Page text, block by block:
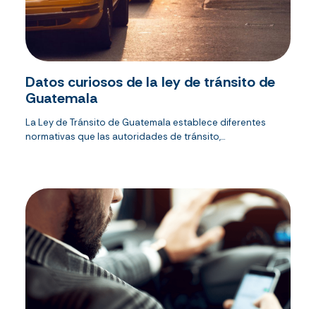
Datos curiosos de la ley de tránsito de
Guatemala
La Ley de Tránsito de Guatemala establece diferentes
normativas que las autoridades de tránsito,...